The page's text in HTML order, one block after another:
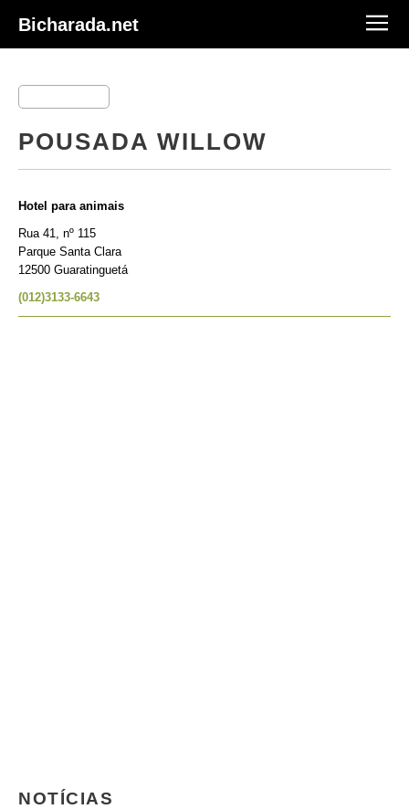
Bicharada.net
POUSADA WILLOW
Hotel para animais
Rua 41, nº 115
Parque Santa Clara
12500 Guaratinguetá
(012)3133-6643
NOTÍCIAS